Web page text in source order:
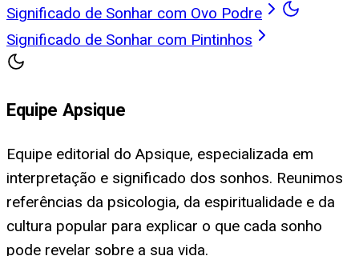
Significado de Sonhar com Ovo Podre
Significado de Sonhar com Pintinhos
Equipe Apsique
Equipe editorial do Apsique, especializada em
interpretação e significado dos sonhos. Reunimos
referências da psicologia, da espiritualidade e da
cultura popular para explicar o que cada sonho
pode revelar sobre a sua vida.